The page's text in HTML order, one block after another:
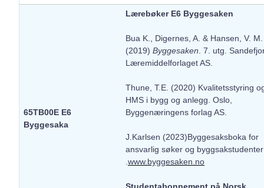
65TB00E E6
Byggesaka
Lærebøker E6 Byggesaken
Bua K., Digernes, A. & Hansen, V. M.
(2019) Byggesaken. 7. utg.
Læremiddelforlaget AS.
Thune, T.E. (2020) Kvalitetsstyring
HMS i bygg og anlegg. Oslo,
Byggenæringens forlag AS.
J.Karlsen (2023)Byggesaksboka for
ansvarlig søker og byggsakstudenter
.www.byggesaken.no